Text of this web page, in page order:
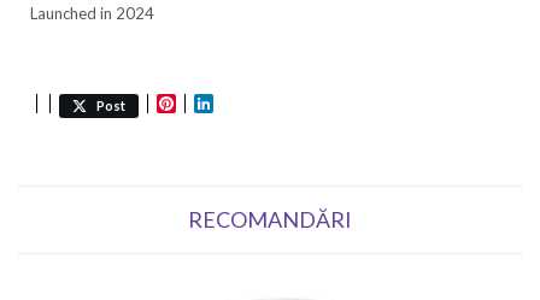
Launched in 2024
Post Pinterest
RECOMANDĂRI